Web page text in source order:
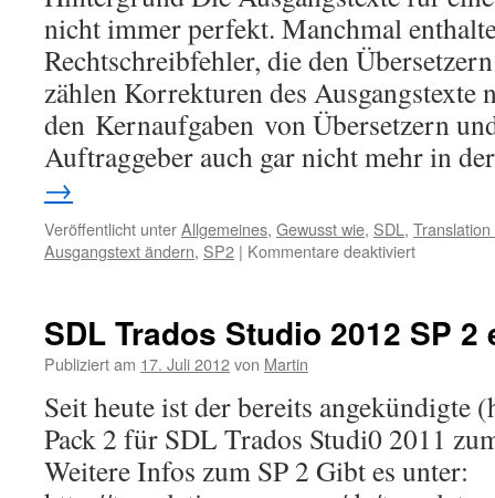
nicht immer perfekt. Manchmal
Rechtschreibfehler, die den
zählen Korrekturen des Ausgangstexte
den Kernaufgaben von Übersetzern
Auftraggeber auch gar nicht mehr in
→
Veröffentlicht unterAllgemeines, Gewusst wie, SDL ,
Ausgangstext ändern, SP2 | Kommentare deaktiviert
in
SDL
2011
(SP2)
SDL Trados Studio 2012 SP
Publiziert am 17. Juli 2012von Martin
Seit heute ist der bereits angekündigte
Pack 2 für SDL Trados Studi0 2011
Weitere Infos zum SP 2 Gibt es unter: